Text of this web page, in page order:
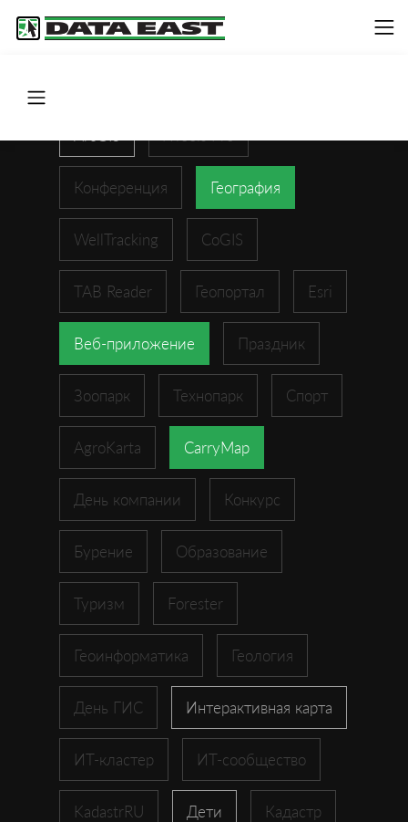
Конференция География
WellTracking CoGIS
TAB Reader Геопортал Esri
Веб-приложение Праздник
Зоопарк Технопарк Спорт
AgroKarta CarryMap
День компании Конкурс
Бурение Образование
Туризм Forester
Геоинформатика Геология
День ГИС Интерактивная карта
ИТ-кластер ИТ-сообщество
KadastrRU Дети Кадастр